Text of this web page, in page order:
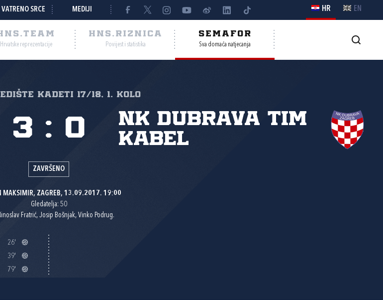
VATRENO SRCE MEDIJI HR EN
Hrvatske reprezentacije
HNS.RIZNICA
Povijest i statistika
SEMAFOR
Sva domaća natjecanja
kadeti 17/18, 1. kolo
NK Dubrava Tim
Kabel
3 : 0
ZAVRŠENO
MAKSIMIR, ZAGREB, 13.09.2017. 19:00
Gledatelja: 50
Fratrić, Josip Bošnjak, Vinko Podrug.
26'
39'
79'